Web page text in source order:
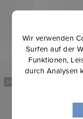
Wir verwenden
Surfen auf der
Funktionen,
durch Analysen
Mehr für weniger